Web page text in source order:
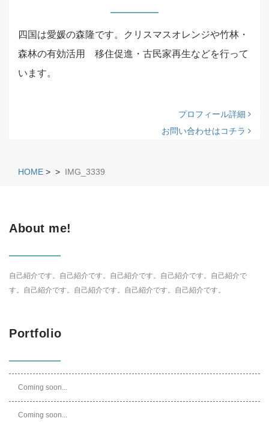
四国は愛媛の森隆です。クリスマスオレンジや竹林・
森林の有効活用 移住促進・古民家再生などを行って
います。
プロフィール詳細
お問い合わせはコチラ
HOME > > IMG_3339
About me!
自己紹介です。自己紹介です。自己紹介です。自己紹介です。自己紹介で
す。自己紹介です。自己紹介です。自己紹介です。自己紹介です。
Portfolio
Coming soon...
Coming soon...